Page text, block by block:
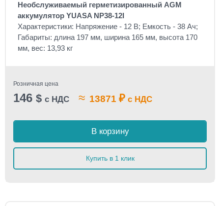
Необслуживаемый герметизированный AGM
аккумулятор YUASA NP38-12I
Характеристики: Напряжение - 12 В; Емкость - 38 Ач;
Габариты: длина 197 мм, ширина 165 мм, высота 170
мм, вес: 13,93 кг
Розничная цена
146 $ с НДС ≈ 13871 ₽ с НДС
В корзину
Купить в 1 клик